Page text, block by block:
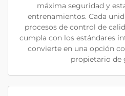
máxima seguridad y
entrenamientos. Cada
procesos de control de
cumpla con los estándares
convierte en una opción
propietario de